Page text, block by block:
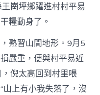
崗坪鄉躍進村村平易
糧動身了。
熟習山間地形。9月5
嚴重，便與村平易近
倪太高回到村里喂
山上有小我失落了，沒